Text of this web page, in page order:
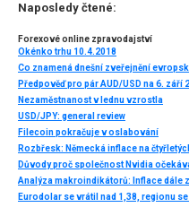
Naposledy čtené:
Forexové online zpravodajství
Okénko trhu 10.4.2018
Předpověď pro pár AUD/USD na 6. září
Nezaměstnanost v lednu vzrostla
USD/JPY: general review
Filecoin pokračuje v oslabování
Důvody proč společnost Nvidia
Eurodolar se vrátil nad 1,38, regionu